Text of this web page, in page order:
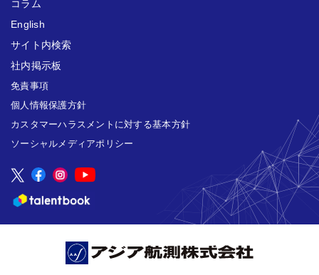
コラム
English
サイト内検索
社内掲示板
免責事項
個人情報保護方針
カスタマーハラスメントに対する基本方針
ソーシャルメディアポリシー